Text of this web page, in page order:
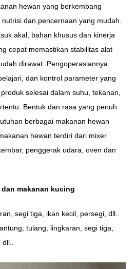
hewan yang berkembang
dan pencernaan yang mudah.
akal, bahan khusus dan kinerja
cepat memastikan stabilitas alat
dirawat. Pengoperasiannya
dan kontrol parameter yang
selesai dalam suhu, tekanan,
Bentuk dan rasa yang penuh
berbagai makanan hewan
hewan terdiri dari mixer
penggerak udara, oven dan
makanan kucing
segi tiga, ikan kecil, persegi, dll..
tulang, lingkaran, segi tiga,